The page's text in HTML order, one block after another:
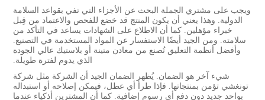
ويجب على مشتري الجملة البحث عن الأجزاء التي تفي بقواعد السلامة
الدولية. وهذا يعني أن يكون المنتج قد خضع للفحص والاعتماد من قِبل
خبراء مؤهلين. كما أن الاطلاع على الشهادات يساعد في التأكد من
سلامته. ومن الجيد أيضًا الاستفسار عن المواد المستخدمة في التصنيع.
وأفضل أنظمة التعليق تُصنع من معادن متينة أو بلاستيك عالي الجودة
الذي يدوم لفترة طويلة.
شيء آخر هو الضمان. يُظهر الضمان الجيد أن الشركة مثل شركة
تونغشي تؤمن بمنتجاتها. فإذا طرأ أي عطل، فيمكن إصلاحه أو استبداله
بواحد جديد دون دفع أي رسوم إضافية. كما أن المشترين أذكياء عندما